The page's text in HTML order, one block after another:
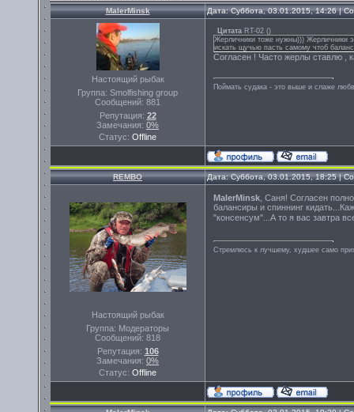
MalerMinsk Дата: Суббота, 03.01.2015, 14:26 |
Настоящий рыбак
Группа: Smolfishing group
Сообщений: 881
Репутация: 22
Замечания: 0%
Статус: Offline
Цитата RT-02 ()
Жерличники тоже нужны))) Жерличники
искать щучью пасть самому чтоб баланс
Согласен ! Часто жерлы ставлю ,
Поймать судака - это выше и слаже
REMBO Дата: Суббота, 03.01.2015, 18:25 |
Настоящий рыбак
Группа: Модераторы
Сообщений: 818
Репутация: 106
Замечания: 0%
Статус: Offline
MalerMinsk , Саня! Согласен
балансиры и спиннинг
"консенсум"...А то я вас завтра
Стремлюсь к лучшему, худшее само